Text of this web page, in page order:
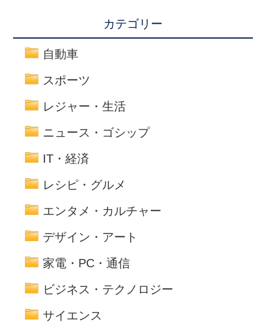
カテゴリー
自動車
スポーツ
レジャー・生活
ニュース・ゴシップ
IT・経済
レシピ・グルメ
エンタメ・カルチャー
デザイン・アート
家電・PC・通信
ビジネス・テクノロジー
サイエンス